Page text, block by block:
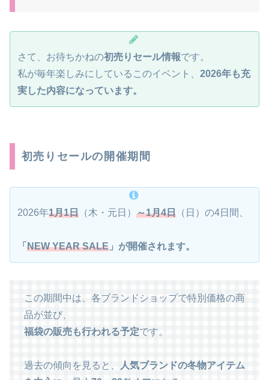
さて、お待ちかねの初売りセール情報です。
私が毎年楽しみにしているこのイベント、 2026年も充
実した内容になっています。
初売りセールの開催期間
2026年1月1日 （木・元日） ～1月4日 （日）の4日間、
「 NEW YEAR SALE 」が開催されます。
この期間中は、各ブランドショップで特別価格の商
品が並び、
福袋の販売も行われる予定です。
過去の傾向を見ると、
人気ブランドの冬物アイテム